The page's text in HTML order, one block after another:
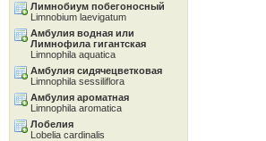
Лимнобиум побегоносный
Limnobium laevigatum
Амбулия водная или
Лимнофила гигантская
Limnophila aquatica
Амбулия сидячецветковая
Limnophila sessiliflora
Амбулия ароматная
Limnophila aromatica
Лобелия
Lobelia cardinalis